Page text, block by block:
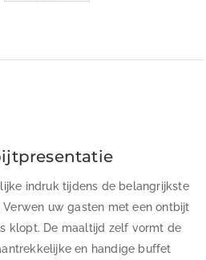
indruk tijdens de belangrijkste
uw gasten met een ontbijt
klopt. De maaltijd zelf vormt de
en handige buffet